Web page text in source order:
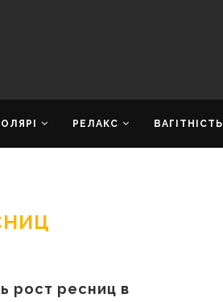
РЕЛАКС ВАГІТНІСТЬ
рост ресниц в